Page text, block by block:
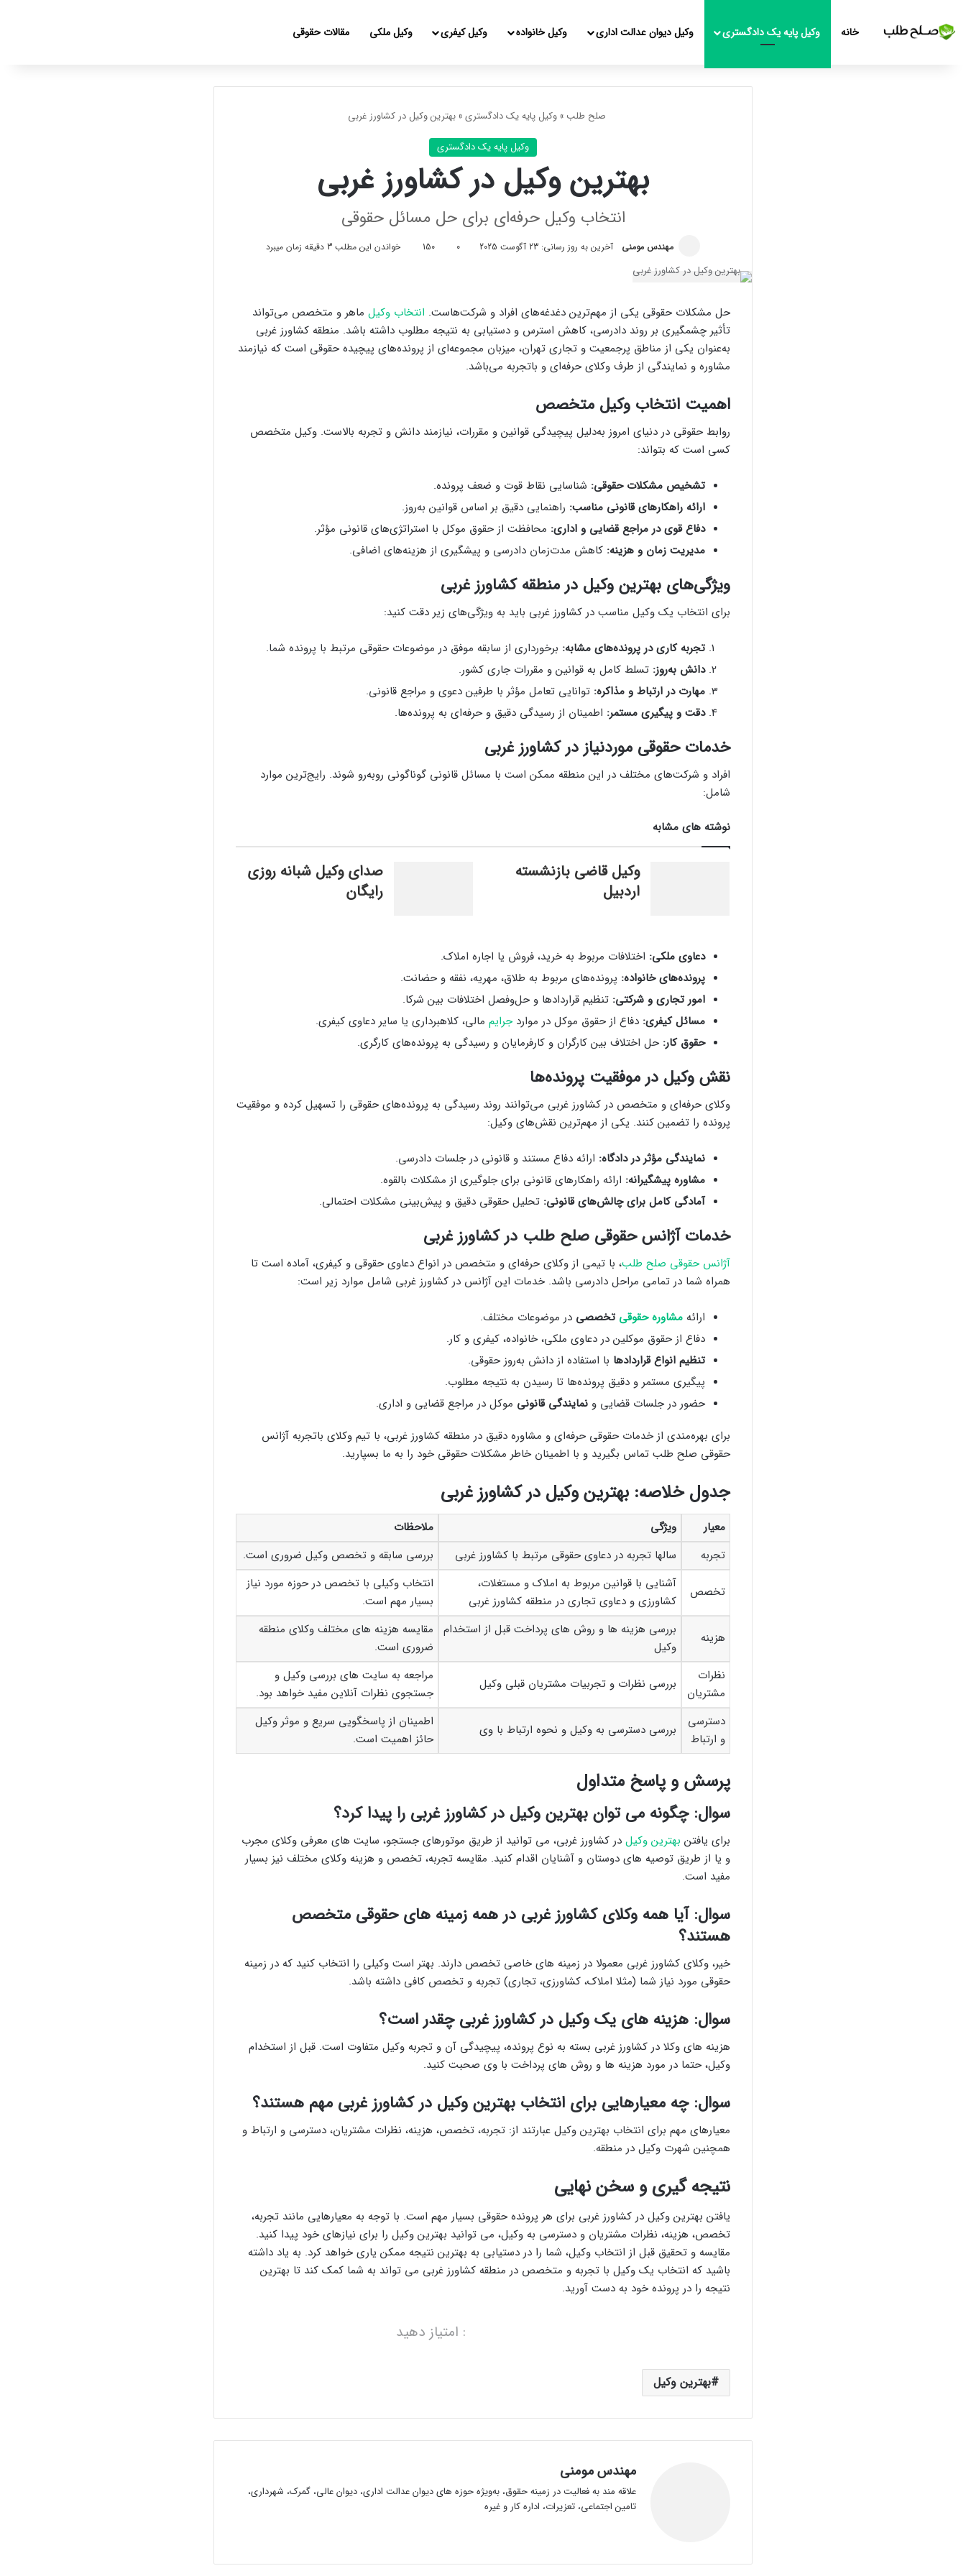
خانه وکیل پایه یک دادگستری وکیل دیوان عدالت اداری وکیل خانواده وکیل کیفری وکیل ملکی مقالات حقوقی
صلح طلب » وکیل پایه یک دادگستری» بهترین وکیل در کشاورز غربی
وکیل پایه یک دادگستری
بهترین وکیل در کشاورز غربی
انتخاب وکیل حرفه‌ای برای حل مسائل حقوقی
مهندس مومنی آخرین به روز رسانی: 23 آگوست 2025 0
150 خواندن این مطلب 3 دقیقه زمان میبرد
حل مشکلات حقوقی یکی از مهم‌ترین دغدغه‌های افراد و شرکت‌هاست. انتخاب وکیل ماهر و متخصص می‌تواند
تأثیر چشمگیری بر روند دادرسی، کاهش استرس و دستیابی به نتیجه مطلوب داشته باشد. منطقه کشاورز غربی
به‌عنوان یکی از مناطق پرجمعیت و تجاری تهران، میزبان مجموعه‌ای از پرونده‌های پیچیده حقوقی است که نیازمند
مشاوره و نمایندگی از طرف وکلای حرفه‌ای و باتجربه می‌باشد.
اهمیت انتخاب وکیل متخصص
روابط حقوقی در دنیای امروز به‌دلیل پیچیدگی قوانین و مقررات، نیازمند دانش و تجربه بالاست. وکیل متخصص
کسی است که بتواند:
تشخیص مشکلات حقوقی: شناسایی نقاط قوت و ضعف پرونده.
ارائه راهکارهای قانونی مناسب: راهنمایی دقیق بر اساس قوانین به‌روز.
دفاع قوی در مراجع قضایی و اداری: محافظت از حقوق موکل با استراتژی‌های قانونی مؤثر.
مدیریت زمان و هزینه: کاهش مدت‌زمان دادرسی و پیشگیری از هزینه‌های اضافی.
ویژگی‌های بهترین وکیل در منطقه کشاورز غربی
برای انتخاب یک وکیل مناسب در کشاورز غربی باید به ویژگی‌های زیر دقت کنید:
تجربه کاری در پرونده‌های مشابه: برخورداری از سابقه موفق در موضوعات حقوقی مرتبط با پرونده شما.
دانش به‌روز: تسلط کامل به قوانین و مقررات جاری کشور.
مهارت در ارتباط و مذاکره: توانایی تعامل مؤثر با طرفین دعوی و مراجع قانونی.
دقت و پیگیری مستمر: اطمینان از رسیدگی دقیق و حرفه‌ای به پرونده‌ها.
خدمات حقوقی موردنیاز در کشاورز غربی
افراد و شرکت‌های مختلف در این منطقه ممکن است با مسائل قانونی گوناگونی روبه‌رو شوند. رایج‌ترین موارد
شامل:
نوشته های مشابه
وکیل قاضی بازنشسته
اردبیل
صدای وکیل شبانه روزی
رایگان
دعاوی ملکی: اختلافات مربوط به خرید، فروش یا اجاره املاک.
پرونده‌های خانواده: پرونده‌های مربوط به طلاق، مهریه، نفقه و حضانت.
امور تجاری و شرکتی: تنظیم قراردادها و حل‌وفصل اختلافات بین شرکا.
مسائل کیفری: دفاع از حقوق موکل در مواردجرایم مالی، کلاهبرداری یا سایر دعاوی کیفری.
حقوق کار: حل اختلاف بین کارگران و کارفرمایان و رسیدگی به پرونده‌های کارگری.
نقش وکیل در موفقیت پرونده‌ها
وکلای حرفه‌ای و متخصص در کشاورز غربی می‌توانند روند رسیدگی به پرونده‌های حقوقی را تسهیل کرده و موفقیت
پرونده را تضمین کنند. یکی از مهم‌ترین نقش‌های وکیل:
نمایندگی مؤثر در دادگاه: ارائه دفاع مستند و قانونی در جلسات دادرسی.
مشاوره پیشگیرانه: ارائه راهکارهای قانونی برای جلوگیری از مشکلات بالقوه.
آمادگی کامل برای چالش‌های قانونی: تحلیل حقوقی دقیق و پیش‌بینی مشکلات احتمالی.
خدمات آژانس حقوقی صلح طلب در کشاورز غربی
آژانس حقوقی صلح طلب، با تیمی از وکلای حرفه‌ای و متخصص در انواع دعاوی حقوقی و کیفری، آماده است تا
همراه شما در تمامی مراحل دادرسی باشد. خدمات این آژانس در کشاورز غربی شامل موارد زیر است:
ارائه مشاوره حقوقی تخصصی در موضوعات مختلف.
دفاع از حقوق موکلین در دعاوی ملکی، خانواده، کیفری و کار.
تنظیم انواع قراردادها با استفاده از دانش به‌روز حقوقی.
پیگیری مستمر و دقیق پرونده‌ها تا رسیدن به نتیجه مطلوب.
حضور در جلسات قضایی و نمایندگی قانونی موکل در مراجع قضایی و اداری.
برای بهره‌مندی از خدمات حقوقی حرفه‌ای و مشاوره دقیق در منطقه کشاورز غربی، با تیم وکلای باتجربه آژانس
حقوقی صلح طلب تماس بگیرید و با اطمینان خاطر مشکلات حقوقی خود را به ما بسپارید.
جدول خلاصه: بهترین وکیل در کشاورز غربی
معیار ویژگی
ملاحظات
تجربه
سالها تجربه در دعاوی حقوقی مرتبط با کشاورز غربی بررسی سابقه و تخصص وکیل ضروری است.
تخصص
آشنایی با قوانین مربوط به املاک و مستغلات،
کشاورزی و دعاوی تجاری در منطقه کشاورز غربی
انتخاب وکیلی با تخصص در حوزه مورد نیاز
بسیار مهم است.
هزینه
بررسی هزینه ها و روش های پرداخت قبل از استخدام
وکیل
مقایسه هزینه های مختلف وکلای منطقه
ضروری است.
نظرات
مشتریان
بررسی نظرات و تجربیات مشتریان قبلی وکیل
مراجعه به سایت های بررسی وکیل و
جستجوی نظرات آنلاین مفید خواهد بود.
دسترسی
و ارتباط
بررسی دسترسی به وکیل و نحوه ارتباط با وی
اطمینان از پاسخگویی سریع و موثر وکیل
حائز اهمیت است.
پرسش و پاسخ متداول
سوال: چگونه می توان بهترین وکیل در کشاورز غربی را پیدا کرد؟
برای یافتن بهترین وکیل در کشاورز غربی، می توانید از طریق موتورهای جستجو، سایت های معرفی وکلای مجرب
و یا از طریق توصیه های دوستان و آشنایان اقدام کنید. مقایسه تجربه، تخصص و هزینه وکلای مختلف نیز بسیار
مفید است.
سوال: آیا همه وکلای کشاورز غربی در همه زمینه های حقوقی متخصص
هستند؟
خیر، وکلای کشاورز غربی معمولا در زمینه های خاصی تخصص دارند. بهتر است وکیلی را انتخاب کنید که در زمینه
حقوقی مورد نیاز شما (مثلا املاک، کشاورزی، تجاری) تجربه و تخصص کافی داشته باشد.
سوال: هزینه های یک وکیل در کشاورز غربی چقدر است؟
هزینه های وکلا در کشاورز غربی بسته به نوع پرونده، پیچیدگی آن و تجربه وکیل متفاوت است. قبل از استخدام
وکیل، حتما در مورد هزینه ها و روش های پرداخت با وی صحبت کنید.
سوال: چه معیارهایی برای انتخاب بهترین وکیل در کشاورز غربی مهم هستند؟
معیارهای مهم برای انتخاب بهترین وکیل عبارتند از: تجربه، تخصص، هزینه، نظرات مشتریان، دسترسی و ارتباط و
همچنین شهرت وکیل در منطقه.
نتیجه گیری و سخن نهایی
یافتن بهترین وکیل در کشاورز غربی برای هر پرونده حقوقی بسیار مهم است. با توجه به معیارهایی مانند تجربه،
تخصص، هزینه، نظرات مشتریان و دسترسی به وکیل، می توانید بهترین وکیل را برای نیازهای خود پیدا کنید.
مقایسه و تحقیق قبل از انتخاب وکیل، شما را در دستیابی به بهترین نتیجه ممکن یاری خواهد کرد. به یاد داشته
باشید که انتخاب یک وکیل با تجربه و متخصص در منطقه کشاورز غربی می تواند به شما کمک کند تا بهترین
نتیجه را در پرونده خود به دست آورید.
: امتیاز دهید
بهترین وکیل
مهندس مومنی
علاقه مند به فعالیت در زمینه حقوق، به‌ویژه حوزه های دیوان عدالت اداری، دیوان عالی، گمرک، شهرداری،
تامین اجتماعی، تعزیرات، اداره کار و غیره